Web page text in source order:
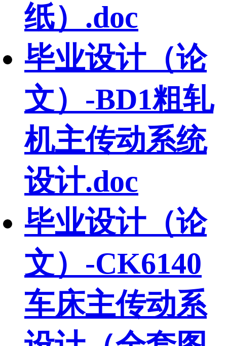
纸）.doc
毕业设计（论
文）-BD1粗轧
机主传动系统
设计.doc
毕业设计（论
文）-CK6140
车床主传动系